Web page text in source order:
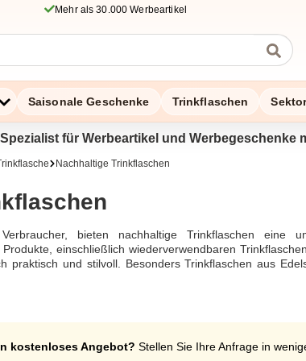
Mehr als 30.000 Werbeartikel
Saisonale Geschenke Trinkflaschen
für Werbeartikel und Werbegeschenke
Nachhaltige Trinkflaschen
bieten nachhaltige Trinkflaschen eine
einschließlich wiederverwendbaren
praktisch und stilvoll. Besonders Trinkflaschen aus
BPA frei, tragen sie zur Reduzierung von
bevorzugen. Die verschiedenen Materialien, wie
während die mehrweg und recyclebar
Produkt wie diesem kann man sicherstellen,
kostenloses Angebot? Stellen Sie Ihre Anfrage in